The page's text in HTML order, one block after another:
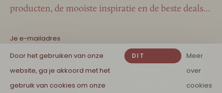
producten, de mooiste inspiratie en de beste deals…
Door het gebruiken van onze
website, ga je akkoord met het
gebruik van cookies om onze
DIT
Meer
over
cookies